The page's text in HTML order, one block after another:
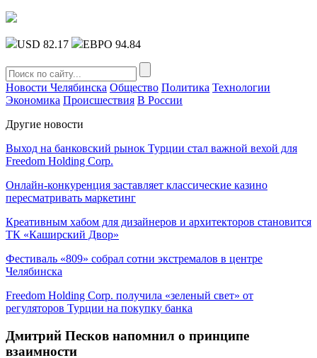
USD 82.17 ЕВРО 94.84
Новости Челябинска Общество Политика Технологии
Экономика Происшествия В России
Другие новости
Выход на банковский рынок Турции стал важной вехой для
Freedom Holding Corp.
Онлайн-конкуренция заставляет классические казино
пересматривать маркетинг
Креативным хабом для дизайнеров и архитекторов становится
ТК «Каширский Двор»
Фестиваль «809» собрал сотни экстремалов в центре
Челябинска
Freedom Holding Corp. получила «зеленый свет» от
регуляторов Турции на покупку банка
Дмитрий Песков напомнил о принципе
взаимности